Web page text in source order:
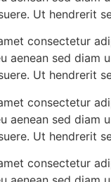
Ut hendrerit
consectetur
aenean sed diam
Ut hendrerit
consectetur
aenean sed diam
Ut hendrerit
consectetur